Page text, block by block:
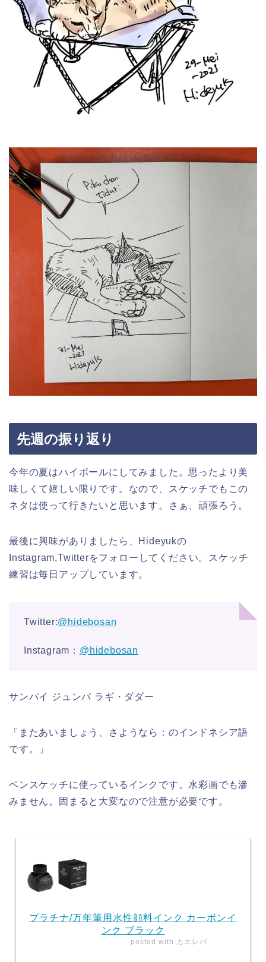
先週の振り返り
今年の夏はハイボールにしてみました。思ったより美
味しくて嬉しい限りです。なので、スケッチでもこの
ネタは使って行きたいと思います。さぁ、頑張ろう。
最後に興味がありましたら、Hideyukの
Instagram,Twitterをフォローしてください。スケッチ
練習は毎日アップしています。
Twitter:@hidebosan
Instagram： @hidebosan
サンパイ ジュンパ ラギ・ダダー
「またあいましょう、さようなら：のインドネシア語
です。」
ペンスケッチに使っているインクです。水彩画でも滲
みません。固まると大変なので注意が必要です。
プラチナ/万年筆用水性顔料インク カーボンイ
ンク ブラック
posted with カエレバ